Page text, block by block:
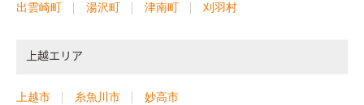
出雲崎町
湯沢町 津南町 刈羽村
上越エリア
上越市 糸魚川市 妙高市